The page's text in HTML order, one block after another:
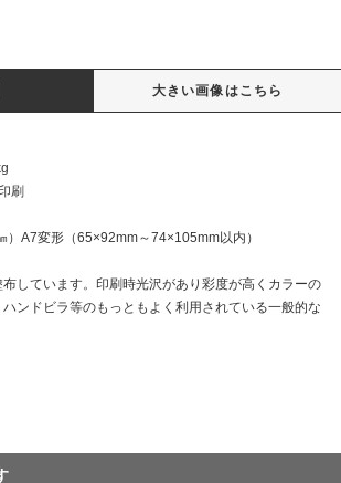
大きい画像はこちら
刷
A7変形（65×92mm～74×105mm以内）
しています。印刷時光沢があり彩度が高くカラーの
ンドビラ等のもっともよく利用されている一般的な